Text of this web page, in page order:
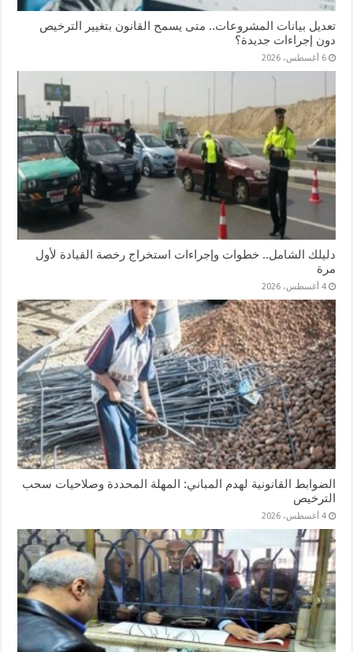
تعديل بيانات المشروعات.. متى يسمح القانون بتغيير الترخيص
دون إجراءات جديدة؟
6 أغسطس، 2026
دليلك الشامل.. خطوات وإجراءات استخراج رخصة القيادة لأول
مرة
4 أغسطس، 2026
الضوابط القانونية لهدم المباني: المهلة المحددة وصلاحيات سحب
الترخيص
4 أغسطس، 2026